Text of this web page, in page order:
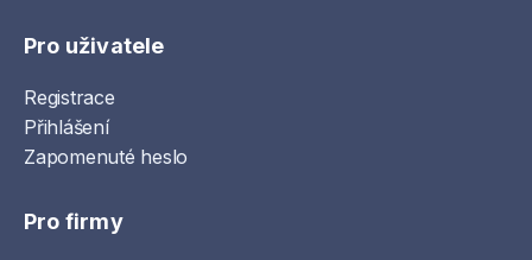
Pro uživatele
Registrace
Přihlášení
Zapomenuté heslo
Pro firmy